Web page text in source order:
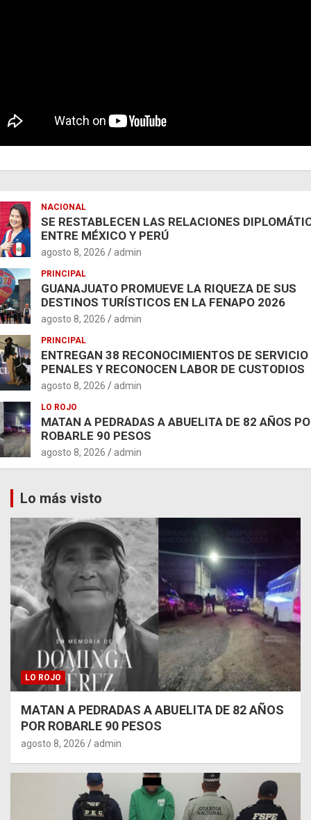
NACIONAL
SE RESTABLECEN LAS RELACIONES
ENTRE MÉXICO Y PERÚ
agosto 8, 2026 admin
PRINCIPAL
GUANAJUATO PROMUEVE LA RIQUEZA DE SUS
DESTINOS TURÍSTICOS EN LA FENAPO 2026
agosto 8, 2026 admin
PRINCIPAL
ENTREGAN 38 RECONOCIMIENTOS DE SERVICIO
PENALES Y RECONOCEN LABOR DE CUSTODIOS
agosto 8, 2026 admin
LO ROJO
MATAN A PEDRADAS A ABUELITA DE 82 AÑOS
ROBARLE 90 PESOS
agosto 8, 2026 admin
Lo más visto
LO ROJO
MATAN A PEDRADAS A ABUELITA DE 82 AÑOS
POR ROBARLE 90 PESOS
agosto 8, 2026 admin